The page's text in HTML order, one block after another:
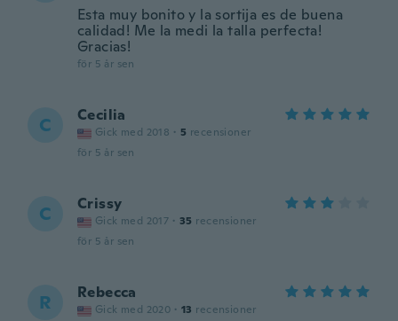
Esta muy bonito y la sortija es de buena
calidad! Me la medi la talla perfecta!
Gracias!
för 5 år sen
C Cecilia
Gick med 2018 · 5 recensioner
för 5 år sen
C Crissy
Gick med 2017 · 35 recensioner
för 5 år sen
R Rebecca
Gick med 2020 · 13 recensioner